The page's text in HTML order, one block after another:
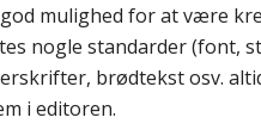
mulighed for at være
nogle standarder (font,
brødtekst osv.
i editoren.